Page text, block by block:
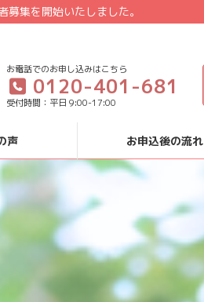
集を開始いたしました。
お電話でのお申し込みはこちら
0120-401-681
受付時間：平日 9:00-17:00
声 お申込後の流れ